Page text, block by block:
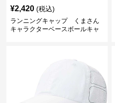
¥2,420 (税込)
ランニングキャップ くまさん
キャラクターベースボールキャ